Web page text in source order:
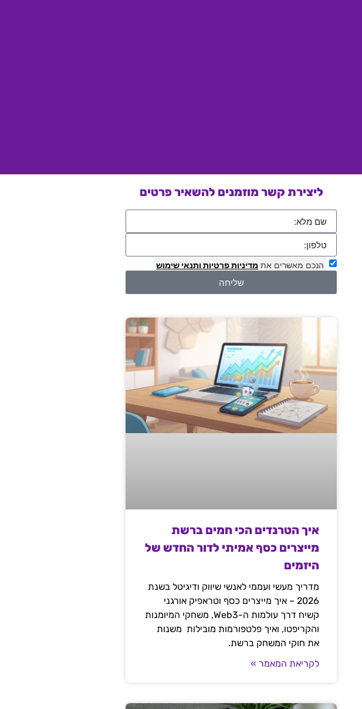
ליצירת קשר מוזמנים להשאיר פרטים
הנכם מאשרים את מדיניות פרטיות ותנאי שימוש
שליחה
איך הטרנדים הכי חמים ברשת
מייצרים כסף אמיתי לדור החדש של
היזמים
מדריך מעשי ועממי לאנשי שיווק ודיגיטל בשנת
2026 – איך מייצרים כסף וטראפיק אורגני
קשיח דרך עולמות ה-Web3, משחקי המיומנות
והקריפטו, ואיך פלטפורמות מובילות משנות
את חוקי המשחק ברשת.
לקריאת המאמר »